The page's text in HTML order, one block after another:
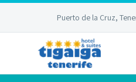
Puerto de la Cruz,